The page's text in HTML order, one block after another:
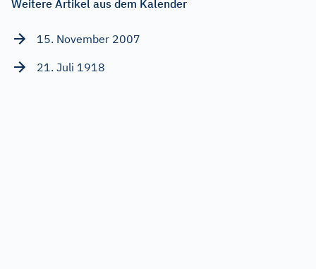
Weitere Artikel aus dem Kalender
15. November 2007
21. Juli 1918